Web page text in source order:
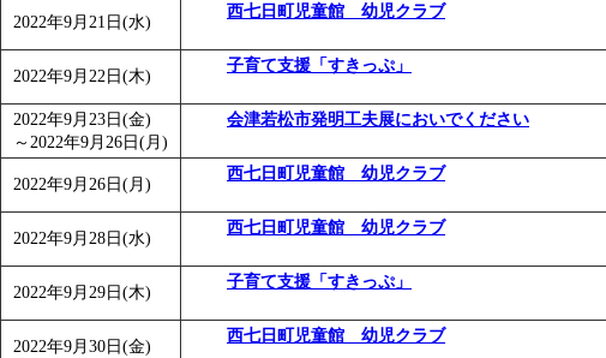
2022年9月21日(水)
西七日町児童館 幼児クラブ
2022年9月22日(木)
子育て支援「すきっぷ」
2022年9月23日(金)
～ 2022年9月26日(月)
会津若松市発明工夫展においでください
2022年9月26日(月)
西七日町児童館 幼児クラブ
2022年9月28日(水)
西七日町児童館 幼児クラブ
2022年9月29日(木)
子育て支援「すきっぷ」
2022年9月30日(金)
西七日町児童館 幼児クラブ